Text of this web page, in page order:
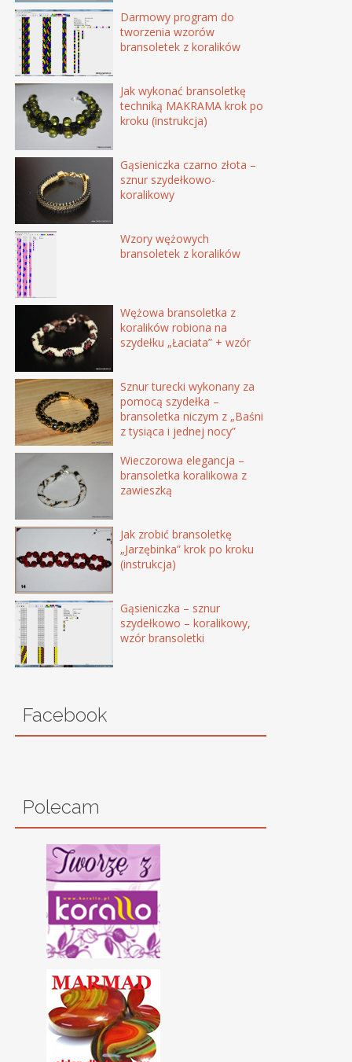
Darmowy program do
tworzenia wzorów
bransoletek z koralików
Jak wykonać bransoletkę
techniką MAKRAMA krok po
kroku (instrukcja)
Gąsieniczka czarno złota –
sznur szydełkowo-
koralikowy
Wzory wężowych
bransoletek z koralików
Wężowa bransoletka z
koralików robiona na
szydełku „Łaciata” + wzór
Sznur turecki wykonany za
pomocą szydełka –
bransoletka niczym z „Baśni
z tysiąca i jednej nocy”
Wieczorowa elegancja –
bransoletka koralikowa z
zawieszką
Jak zrobić bransoletkę
„Jarzębinka” krok po kroku
(instrukcja)
Gąsieniczka – sznur
szydełkowo – koralikowy,
wzór bransoletki
Facebook
Polecam